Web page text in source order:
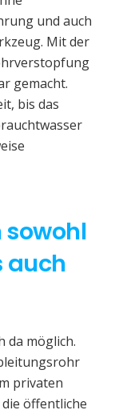
und auch
Mit der
gemacht.
bis das
sowohl
auch
da möglich.
privaten
öffentliche